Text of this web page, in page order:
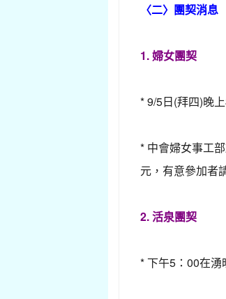
〈二〉團契消息
1. 婦女團契
* 9/5日(拜四)晚
* 中會婦女事工
元，有意參加者
2. 活泉團契
* 下午5：00在湧